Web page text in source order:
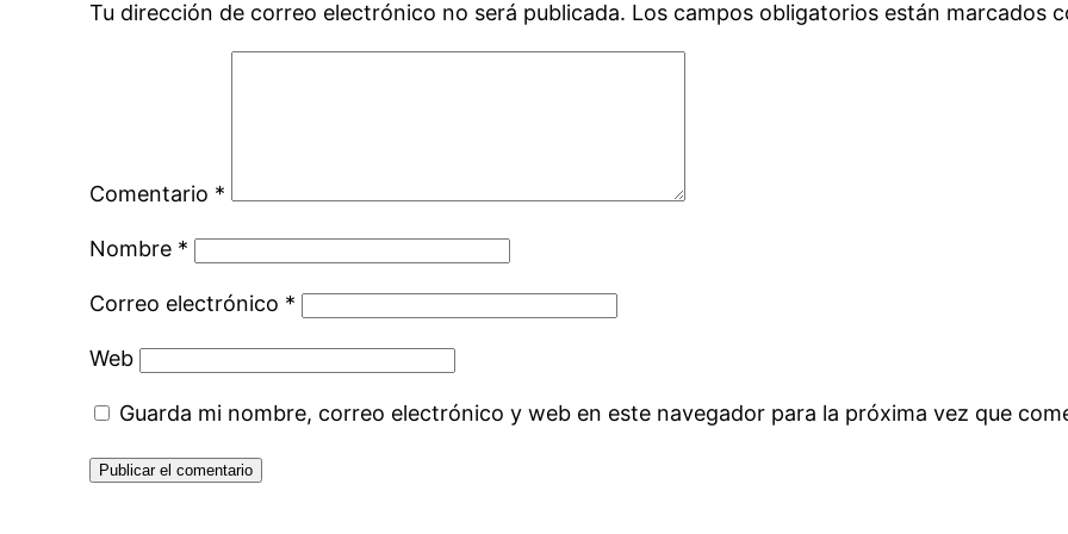
Tu dirección de correo electrónico no será publicada. Los campos obligatorios están marcados
Comentario *
Nombre *
Correo electrónico *
Web
Guarda mi nombre, correo electrónico y web en este navegador para la próxima vez que